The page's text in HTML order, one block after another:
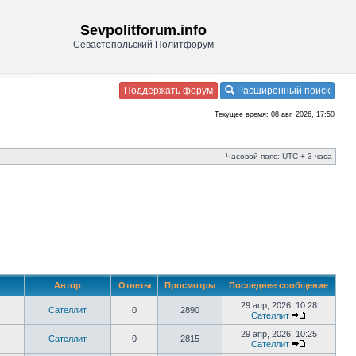
Sevpolitforum.info
Севастопольский Политфорум
Поддержать форум Расширенный поиск
Текущее время: 08 авг, 2026, 17:50
Часовой пояс: UTC + 3 часа
Автор Ответы Просмотры Последнее сообщение
Сателлит 0 2890
29 апр, 2026, 10:28
Сателлит
Сателлит 0 2815
29 апр, 2026, 10:25
Сателлит